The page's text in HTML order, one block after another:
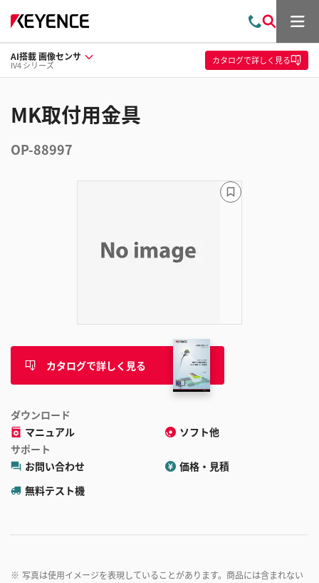
問
い
合
わ
索
メ
ュ
ー
AI搭載 画像センサ
IV4 シリーズ カタログで詳しく見る
MK取付用金具
OP-88997
カタログで詳しく見る
ダウンロード
マニュアル
ソフト他
サポート
お問い合わせ
価格・見積
無料テスト機
※ 写真は使用イメージを表現していることがあります。商品には含まれない
ブ
ッ